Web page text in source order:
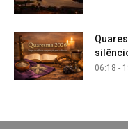
06:18 -